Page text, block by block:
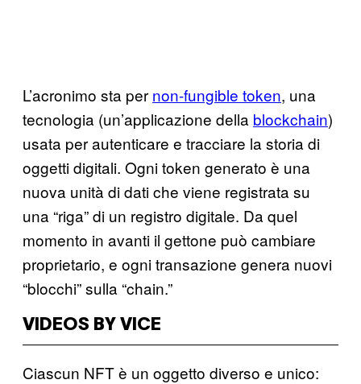
L’acronimo sta per non-fungible token, una
tecnologia (un’applicazione della blockchain)
usata per autenticare e tracciare la storia di
oggetti digitali. Ogni token generato è una
nuova unità di dati che viene registrata su
una “riga” di un registro digitale. Da quel
momento in avanti il gettone può cambiare
proprietario, e ogni transazione genera nuovi
“blocchi” sulla “chain.”
VIDEOS BY VICE
Ciascun NFT è un oggetto diverso e unico: